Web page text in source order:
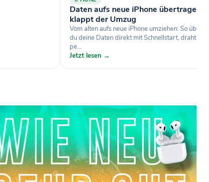
Daten aufs neue iPhone übertragen:
klappt der Umzug
Vom alten aufs neue iPhone umziehen: So
du deine Daten direkt mit Schnellstart, drahtlos
pe...
Jetzt lesen →